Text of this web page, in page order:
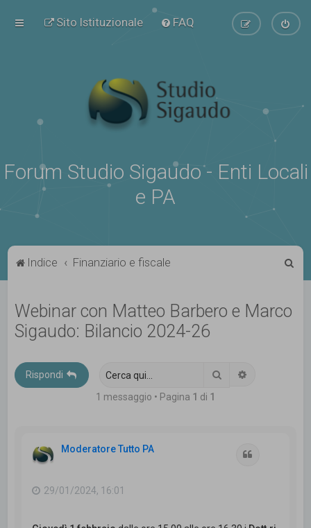
Sito Istituzionale FAQ
Forum Studio Sigaudo - Enti Locali
e PA
Indice Finanziario e fiscale
Webinar con Matteo Barbero e Marco
Sigaudo: Bilancio 2024-26
Rispondi Cerca
1 messaggio • Pagina 1 di 1
Moderatore Tutto PA
29/01/2024, 16:01